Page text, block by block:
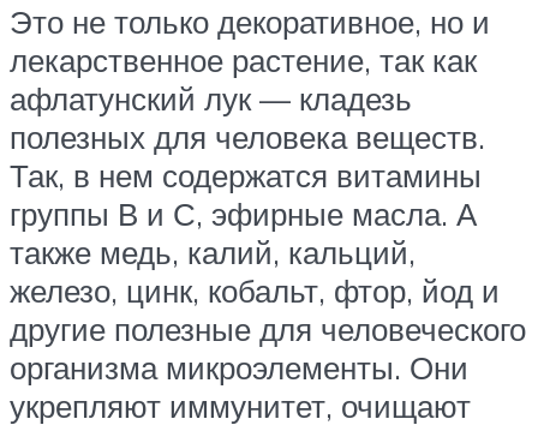
Это не только декоративное, но и
лекарственное растение, так как
афлатунский лук — кладезь
полезных для человека веществ.
Так, в нем содержатся витамины
группы В и С, эфирные масла. А
также медь, калий, кальций,
железо, цинк, кобальт, фтор, йод и
другие полезные для человеческого
организма микроэлементы. Они
укрепляют иммунитет, очищают